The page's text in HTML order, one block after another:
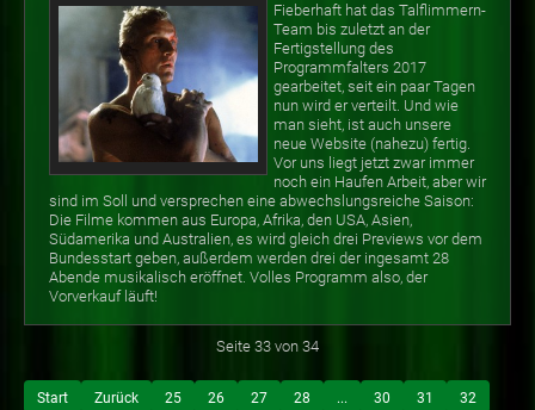
Fieberhaft hat das Talflimmern-
Team bis zuletzt an der
Fertigstellung des
Programmfalters 2017
gearbeitet, seit ein paar Tagen
nun wird er verteilt. Und wie
man sieht, ist auch unsere
neue Website (nahezu) fertig.
Vor uns liegt jetzt zwar immer
noch ein Haufen Arbeit, aber wir
sind im Soll und versprechen eine abwechslungsreiche Saison:
Die Filme kommen aus Europa, Afrika, den USA, Asien,
Südamerika und Australien, es wird gleich drei Previews vor dem
Bundesstart geben, außerdem werden drei der ingesamt 28
Abende musikalisch eröffnet. Volles Programm also, der
Vorverkauf läuft!
Seite 33 von 34
Start Zurück 25 26 27 28 ... 30 31 32